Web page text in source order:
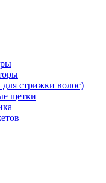
стрижки волос)
щетки